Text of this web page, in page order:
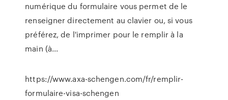
numérique du formulaire vous permet de le
renseigner directement au clavier ou, si vous
préférez, de l'imprimer pour le remplir à la
main (à...
https://www.axa-schengen.com/fr/remplir-
formulaire-visa-schengen